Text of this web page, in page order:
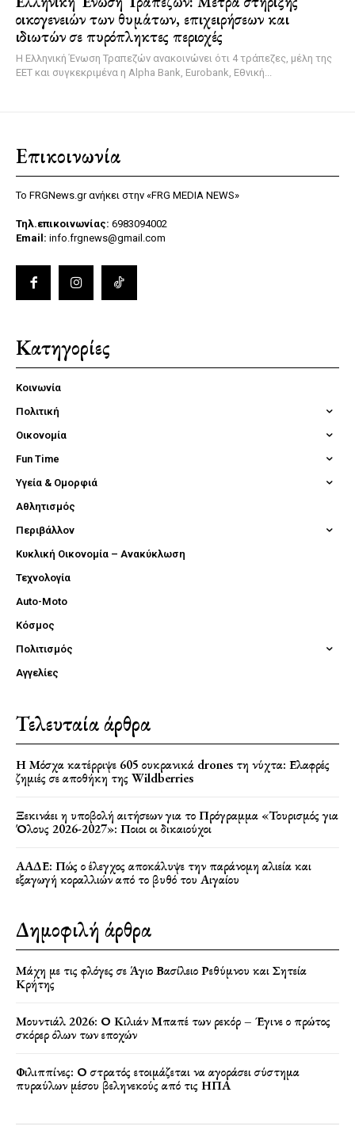
οικογενειών των θυμάτων, επιχειρήσεων και
ιδιωτών σε πυρόπληκτες περιοχές
Η Ελληνική Ένωση Τραπεζών ανακοινώνει ότι 4 τράπεζες, μέλη της
ΕΕΤ και συγκεκριμένα η Alpha Bank, Eurobank, Εθνική...
Επικοινωνία
Το FRGNews.gr ανήκει στην «FRG MEDIA NEWS»
Τηλ.επικοινωνίας: 6983094002
Email: info.frgnews@gmail.com
Κατηγορίες
Κοινωνία
Πολιτική
Οικονομία
Fun Time
Υγεία & Ομορφιά
Αθλητισμός
Περιβάλλον
Κυκλική Οικονομία – Ανακύκλωση
Τεχνολογία
Auto-Moto
Κόσμος
Πολιτισμός
Αγγελίες
Τελευταία άρθρα
Η Μόσχα κατέρριψε 605 ουκρανικά drones τη νύχτα: Ελαφρές
ζημιές σε αποθήκη της Wildberries
Ξεκινάει η υποβολή αιτήσεων για το Πρόγραμμα «Τουρισμός για
Όλους 2026-2027»: Ποιοι οι δικαιούχοι
ΑΑΔΕ: Πώς ο έλεγχος αποκάλυψε την παράνομη αλιεία και
εξαγωγή κοραλλιών από το βυθό του Αιγαίου
Δημοφιλή άρθρα
Μάχη με τις φλόγες σε Άγιο Βασίλειο Ρεθύμνου και Σητεία
Κρήτης
Μουντιάλ 2026: Ο Κιλιάν Μπαπέ των ρεκόρ – Έγινε ο πρώτος
σκόρερ όλων των εποχών
Φιλιππίνες: Ο στρατός ετοιμάζεται να αγοράσει σύστημα
πυραύλων μέσου βεληνεκούς από τις ΗΠΑ